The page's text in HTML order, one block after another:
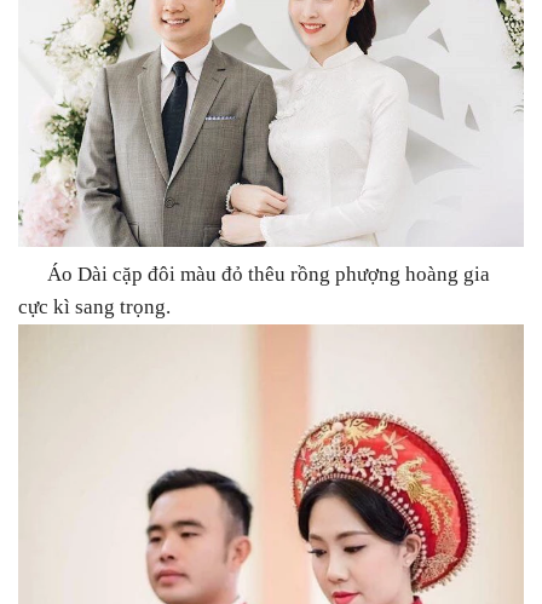
Áo Dài cặp đôi màu đỏ thêu rồng phượng hoàng gia
cực kì sang trọng.